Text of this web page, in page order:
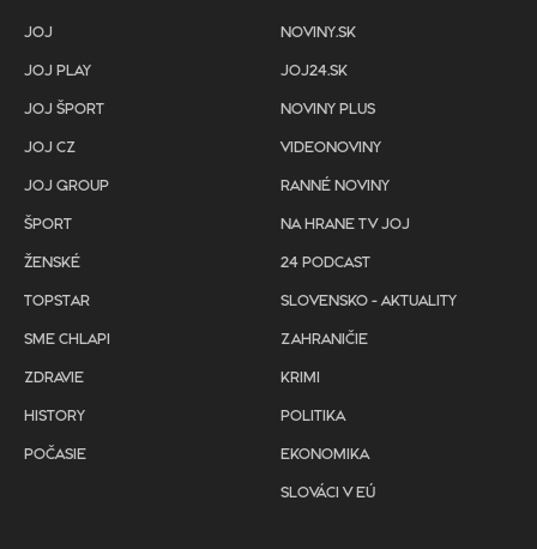
JOJ
JOJ PLAY
JOJ ŠPORT
JOJ CZ
JOJ GROUP
ŠPORT
ŽENSKÉ
TOPSTAR
SME CHLAPI
ZDRAVIE
HISTORY
POČASIE
NOVINY.SK
JOJ24.SK
NOVINY PLUS
VIDEONOVINY
RANNÉ NOVINY
NA HRANE TV JOJ
24 PODCAST
SLOVENSKO - AKTUALITY
ZAHRANIČIE
KRIMI
POLITIKA
EKONOMIKA
SLOVÁCI V EÚ